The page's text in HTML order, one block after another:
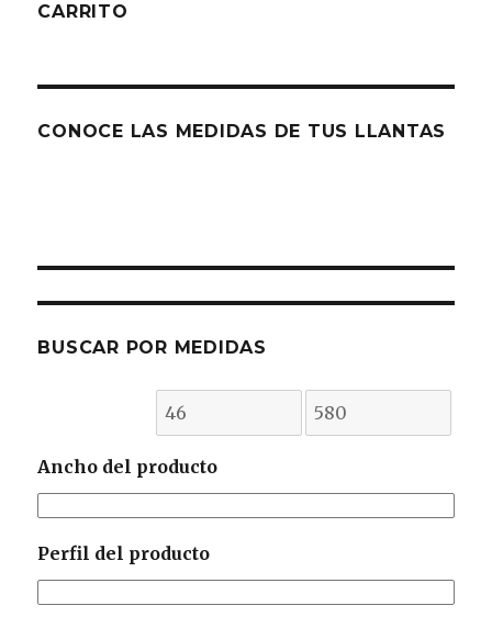
CARRITO
CONOCE LAS MEDIDAS DE TUS LLANTAS
BUSCAR POR MEDIDAS
Ancho del producto
Perfil del producto